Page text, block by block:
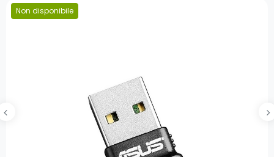
Non disponibile